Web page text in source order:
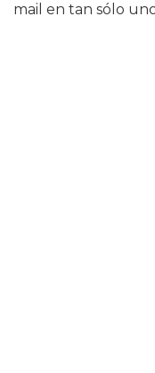
mail en tan sólo